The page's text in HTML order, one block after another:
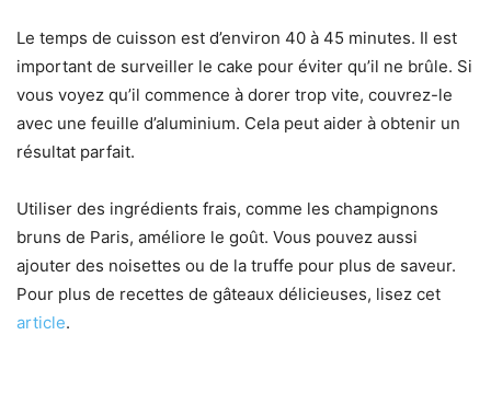
Le temps de cuisson est d’environ 40 à 45 minutes. Il est
important de surveiller le cake pour éviter qu’il ne brûle. Si
vous voyez qu’il commence à dorer trop vite, couvrez-le
avec une feuille d’aluminium. Cela peut aider à obtenir un
résultat parfait.
Utiliser des ingrédients frais, comme les champignons
bruns de Paris, améliore le goût. Vous pouvez aussi
ajouter des noisettes ou de la truffe pour plus de saveur.
Pour plus de recettes de gâteaux délicieuses, lisez cet
article.